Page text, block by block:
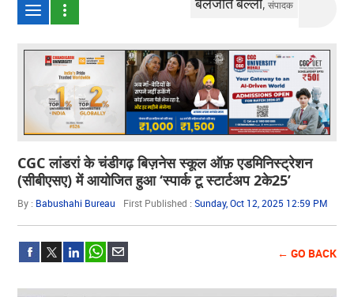
संपादक
CGC लांडरां के चंडीगढ़ बिज़नेस स्कूल ऑफ़ एडमिनिस्ट्रेशन
(सीबीएसए) में आयोजित हुआ ‘स्पार्क टू स्टार्टअप 2के25’
By : Babushahi Bureau First Published :Sunday, Oct 12, 2025 12:59 PM
← GO BACK